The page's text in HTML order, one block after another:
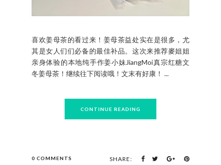
喜欢姜母茶的看过来！姜母茶益处实在是很多，尤
其是女人们们必备的最佳补品。这次来推荐麥姐姐
亲身体验的本地纯手作姜小妹JiangMoi真宗红糖文
冬姜母茶！继续往下阅读哦！文末有好康！ ...
CONTINUE READING
0 COMMENTS SHARE: